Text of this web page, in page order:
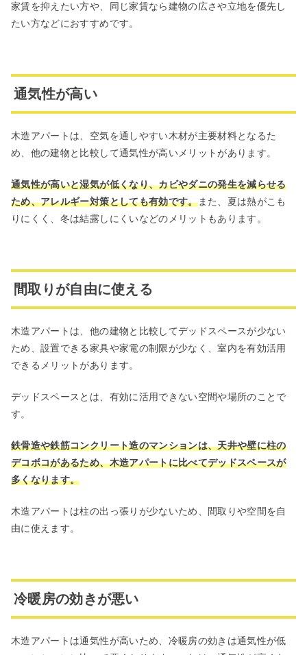
家賃を抑えたい方や、同じ家賃なら建物の広さや立地を優先し
たい方などにおすすめです。
通気性が高い
木造アパートは、空気を通しやすい木材が主要材料となるた
め、他の建物と比較して通気性が高いメリットがあります。
通気性が高いと湿気が低くなり、カビやダニの発生を減らせる
ため、アレルギー対策としても有効です。また、夏は熱がこも
りにくく、冬は結露しにくいなどのメリットもあります。
間取りが自由に使える
木造アパートは、他の建物と比較してデッドスペースが少ない
ため、設置できる家具や家電の制限が少なく、室内を有効活用
できるメリットがあります。
デッドスペースとは、有効に活用できない空間や場所のことで
す。
鉄骨造や鉄筋コンクリート造のマンションは、天井や壁に柱の
デコボコがあるため、木造アパートに比べてデッドスペースが
多くなります。
木造アパートは柱の出っ張りが少ないため、間取りや空間を自
由に使えます。
冷暖房の効きが悪い
木造アパートは通気性が高いため、冷暖房の効きは通気性が低